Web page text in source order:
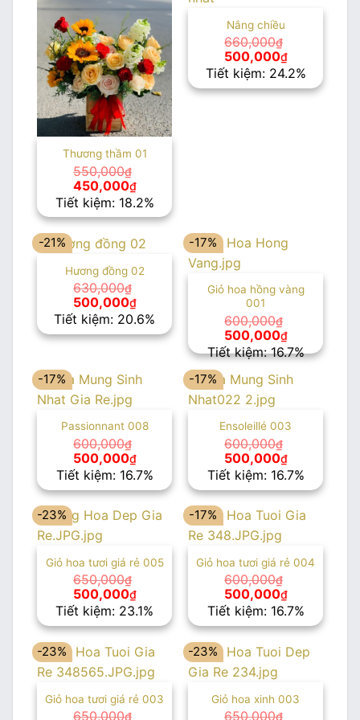
Thương thầm 01
550,000₫
Giá
gốc
là:
550,000₫.
450,000₫Giá
hiện
tại
là:
450,000₫.
Tiết kiệm: 18.2%
Nắng chiều
660,000₫
Giá
gốc
là:
660,000₫.
500,000₫Giá
hiện
tại
là:
Tiết kiệm: 24.2%
-21%
Hương đồng 02
630,000₫
Giá
gốc
là:
630,000₫.
500,000₫Giá
hiện
tại
là:
500,000₫.
Tiết kiệm: 20.6%
-17%
Giỏ hoa hồng vàng
001
600,000₫
Giá
gốc
là:
600,000₫.
500,000₫Giá
hiện
tại
là:
500,000₫.
Tiết kiệm: 16.7%
-17%
Passionnant 008
600,000₫
Giá
gốc
là:
600,000₫.
500,000₫Giá
hiện
tại
là:
500,000₫.
Tiết kiệm: 16.7%
-17%
Ensoleillé 003
600,000₫
Giá
gốc
là:
600,000₫.
500,000₫Giá
hiện
tại
là:
500,000₫.
Tiết kiệm: 16.7%
-23%
Giỏ hoa tươi giá rẻ 005
650,000₫
Giá
gốc
là:
650,000₫.
500,000₫Giá
hiện
tại
là:
500,000₫.
Tiết kiệm: 23.1%
-17%
Giỏ hoa tươi giá rẻ 004
600,000₫
Giá
gốc
là:
600,000₫.
500,000₫Giá
hiện
tại
là:
500,000₫.
Tiết kiệm: 16.7%
-23%
Giỏ hoa tươi giá rẻ 003
650,000₫
-23%
Giỏ hoa xinh 003
650,000₫